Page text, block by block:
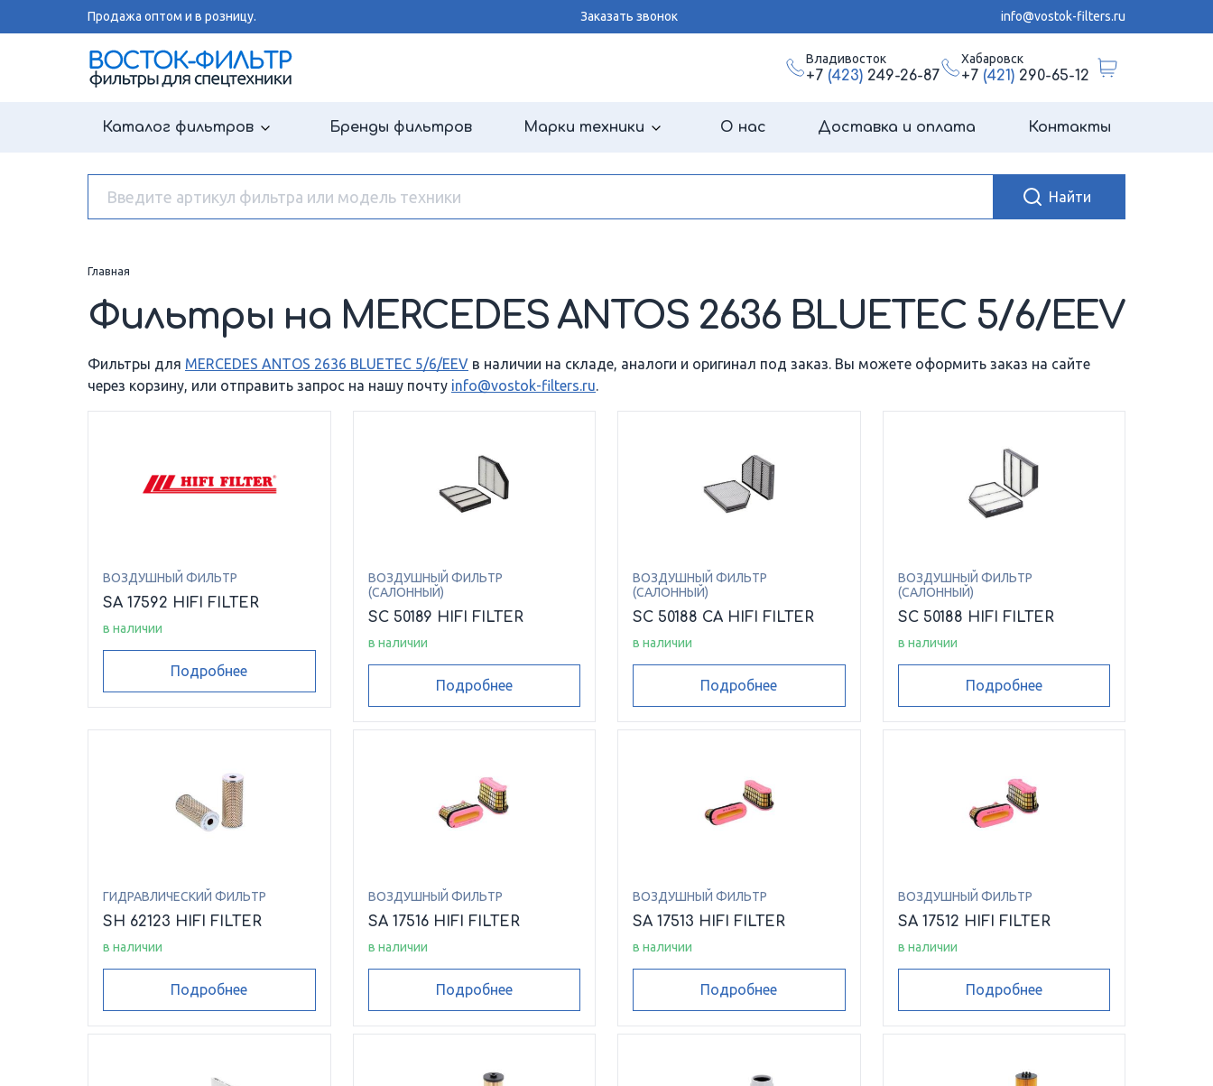
Продажа оптом и в розницу. Заказать звонок info@vostok-filters.ru
Владивосток
+7 (423)249-26-87
Хабаровск
+7 (421)290-65-12
Каталог фильтров Бренды фильтров Марки техники О нас Доставка и оплата Контакты
Главная
Фильтры на MERCEDES ANTOS 2636 BLUETEC 5/6/EEV
Фильтры для MERCEDES ANTOS 2636 BLUETEC 5/6/EEV в наличии на складе, аналоги и оригинал под заказ. Вы можете оформить заказ на сайте
через корзину, или отправить запрос на нашу почту info@vostok-filters.ru.
ВОЗДУШНЫЙ ФИЛЬТР
SA 17592 HIFI FILTER
в наличии
Подробнее
ВОЗДУШНЫЙ ФИЛЬТР
(САЛОННЫЙ)
SC 50189 HIFI FILTER
в наличии
Подробнее
ВОЗДУШНЫЙ ФИЛЬТР
(САЛОННЫЙ)
SC 50188 CA HIFI FILTER
в наличии
Подробнее
ВОЗДУШНЫЙ ФИЛЬТР
(САЛОННЫЙ)
SC 50188 HIFI FILTER
в наличии
Подробнее
ГИДРАВЛИЧЕСКИЙ ФИЛЬТР
SH 62123 HIFI FILTER
в наличии
Подробнее
ВОЗДУШНЫЙ ФИЛЬТР
SA 17516 HIFI FILTER
в наличии
Подробнее
ВОЗДУШНЫЙ ФИЛЬТР
SA 17513 HIFI FILTER
в наличии
Подробнее
ВОЗДУШНЫЙ ФИЛЬТР
SA 17512 HIFI FILTER
в наличии
Подробнее